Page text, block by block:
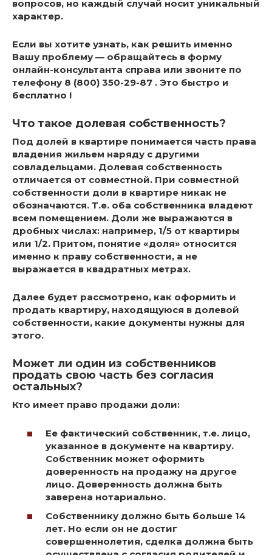
вопросов, но каждый случай носит уникальный
характер.
Если вы хотите узнать, как решить именно
Вашу проблему — обращайтесь в форму
онлайн-консультанта справа или звоните по
телефону 8 (800) 350-29-87 . Это быстро и
бесплатно !
Что такое долевая собственность?
Под долей в квартире понимается часть права
владения жильем наряду с другими
совладельцами. Долевая собственность
отличается от совместной. При совместной
собственности доли в квартире никак не
обозначаются. Т.е. оба собственника владеют
всем помещением. Доли же выражаются в
дробных числах: например, 1/5 от квартиры
или 1/2. Притом, понятие «доля» относится
именно к праву собственности, а не
выражается в квадратных метрах.
Далее будет рассмотрено, как оформить и
продать квартиру, находящуюся в долевой
собственности, какие документы нужны для
этого.
Может ли один из собственников
продать свою часть без согласия
остальных?
Кто имеет право продажи доли:
Ее фактический собственник, т.е. лицо,
указанное в документе на квартиру.
Собственник может оформить
доверенность на продажу на другое
лицо. Доверенность должна быть
заверена нотариально.
Собственнику должно быть больше 14
лет. Но если он не достиг
совершеннолетия, сделка должна быть